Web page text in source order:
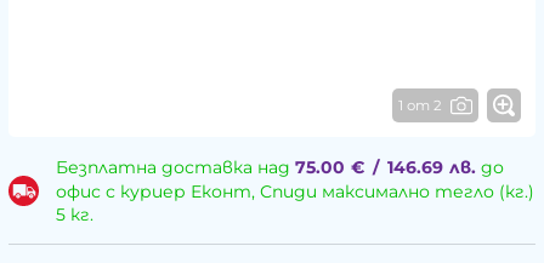
1 от 2
Безплатна доставка над 75.00 € / 146.69 лв.до
офис с куриер Еконт, Спиди максимално тегло (кг.)
5 кг.